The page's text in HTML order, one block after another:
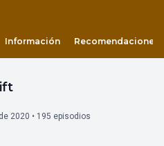
Información Recomendaciones
2020 • 195 episodios